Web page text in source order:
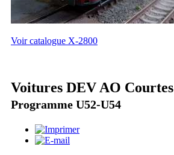
Voir catalogue X-2800
Voitures DEV AO Courtes
Programme U52-U54